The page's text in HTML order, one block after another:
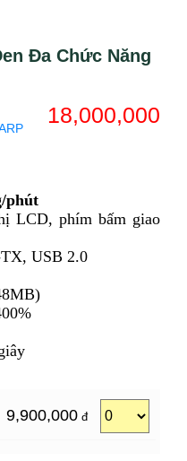
Đa Chức Năng
18,000,000
phút
LCD, phím bấm giao
TX, USB 2.0
9,900,000 đ